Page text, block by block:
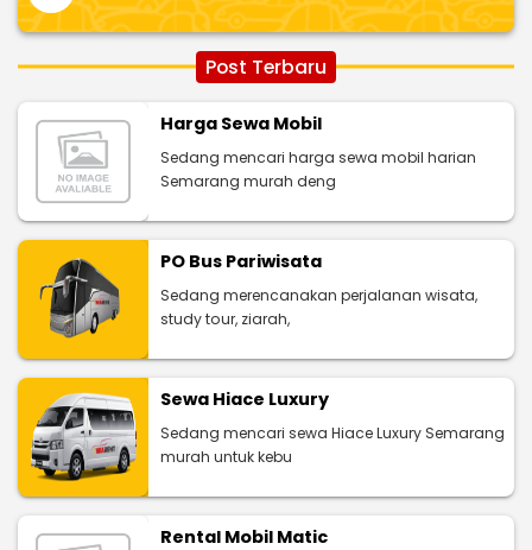
Post Terbaru
Harga Sewa Mobil
Sedang mencari harga sewa mobil harian
Semarang murah deng
PO Bus Pariwisata
Sedang merencanakan perjalanan wisata,
study tour, ziarah,
Sewa Hiace Luxury
Sedang mencari sewa Hiace Luxury Semarang
murah untuk kebu
Rental Mobil Matic